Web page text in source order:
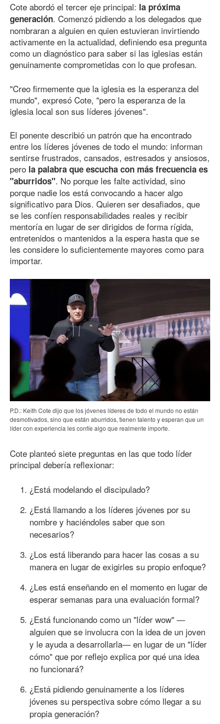
Cote abordó el tercer eje principal: la próxima
generación. Comenzó pidiendo a los delegados que
nombraran a alguien en quien estuvieran invirtiendo
activamente en la actualidad, definiendo esa pregunta
como un diagnóstico para saber si las iglesias están
genuinamente comprometidas con lo que profesan.
"Creo firmemente que la iglesia es la esperanza del
mundo", expresó Cote, "pero la esperanza de la
iglesia local son sus líderes jóvenes".
El ponente describió un patrón que ha encontrado
entre los líderes jóvenes de todo el mundo: informan
sentirse frustrados, cansados, estresados y ansiosos,
pero la palabra que escucha con más frecuencia es
"aburridos". No porque les falte actividad, sino
porque nadie los está convocando a hacer algo
significativo para Dios. Quieren ser desafiados, que
se les confíen responsabilidades reales y recibir
mentoría en lugar de ser dirigidos de forma rígida,
entretenidos o mantenidos a la espera hasta que se
les considere lo suficientemente mayores como para
importar.
P.D.: Keith Cote dijo que los jóvenes líderes de todo el mundo no están
desmotivados, sino que están aburridos, tienen talento y esperan que un
líder con experiencia les confíe algo que realmente importe.
Cote planteó siete preguntas en las que todo líder
principal debería reflexionar:
¿Está modelando el discipulado?
¿Está llamando a los líderes jóvenes por su
nombre y haciéndoles saber que son
necesarios?
¿Los está liberando para hacer las cosas a su
manera en lugar de exigirles su propio enfoque?
¿Les está enseñando en el momento en lugar de
esperar semanas para una evaluación formal?
¿Está funcionando como un "líder wow" —
alguien que se involucra con la idea de un joven
y le ayuda a desarrollarla— en lugar de un "líder
cómo" que por reflejo explica por qué una idea
no funcionará?
¿Está pidiendo genuinamente a los líderes
jóvenes su perspectiva sobre cómo llegar a su
propia generación?